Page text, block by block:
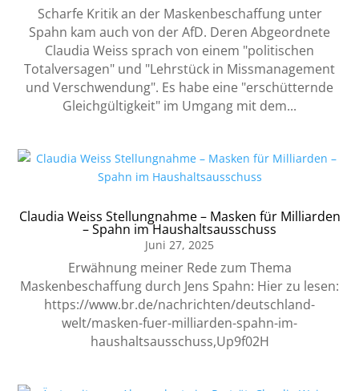
Scharfe Kritik an der Maskenbeschaffung unter
Spahn kam auch von der AfD. Deren Abgeordnete
Claudia Weiss sprach von einem "politischen
Totalversagen" und "Lehrstück in Missmanagement
und Verschwendung". Es habe eine "erschütternde
Gleichgültigkeit" im Umgang mit dem...
Claudia Weiss Stellungnahme – Masken für Milliarden
– Spahn im Haushaltsausschuss
Juni 27, 2025
Erwähnung meiner Rede zum Thema
Maskenbeschaffung durch Jens Spahn: Hier zu lesen:
https://www.br.de/nachrichten/deutschland-
welt/masken-fuer-milliarden-spahn-im-
haushaltsausschuss,Up9f02H